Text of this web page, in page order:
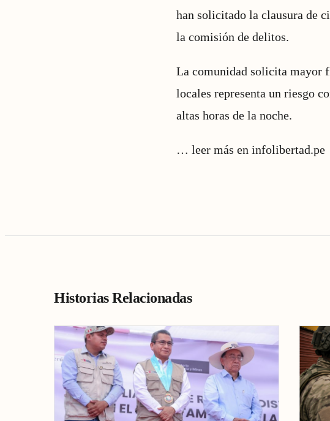
han solicitado la clausura de
la comisión de delitos.
La comunidad solicita mayor
locales representa un riesgo
altas horas de la noche.
… leer más en infolibertad.pe
Historias Relacionadas